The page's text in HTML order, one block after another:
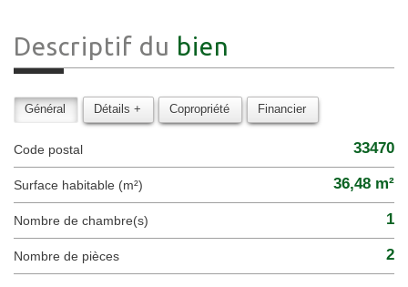
Descriptif du bien
Général Détails + Copropriété Financier
Code postal 33470
Surface habitable (m²) 36,48 m²
Nombre de chambre(s) 1
Nombre de pièces 2